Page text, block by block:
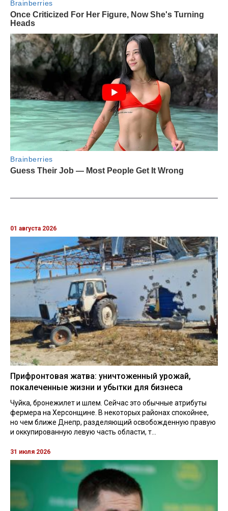
01 августа 2026
Прифронтовая жатва: уничтоженный урожай,
покалеченные жизни и убытки для бизнеса
Чуйка, бронежилет и шлем. Сейчас это обычные атрибуты
фермера на Херсонщине. В некоторых районах спокойнее,
но чем ближе Днепр, разделяющий освобожденную правую
и оккупированную левую часть области, т...
31 июля 2026